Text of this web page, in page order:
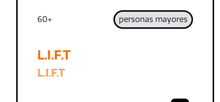
60+ personas mayores
L.I.F.T
L.I.F.T